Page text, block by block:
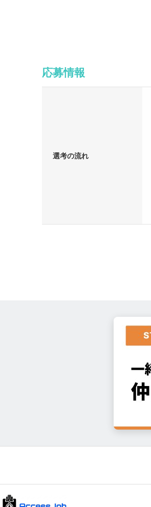
応募情報
選考の流れ